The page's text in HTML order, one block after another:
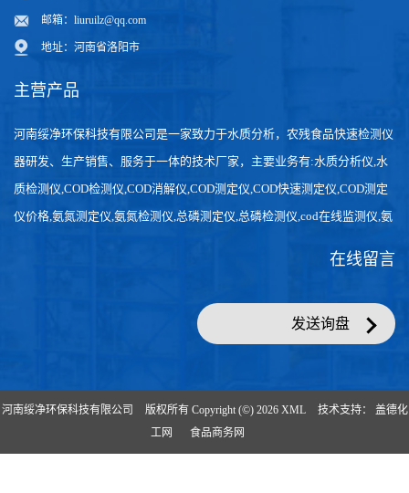
邮箱： liuruilz@qq.com
地址：河南省洛阳市
主营产品
河南绥净环保科技有限公司是一家致力于水质分析，农残食品快速检测仪
器研发、生产销售、服务于一体的技术厂家，主要业务有:水质分析仪,水
质检测仪,COD检测仪,COD消解仪,COD测定仪,COD快速测定仪,COD测定
仪价格,氨氮测定仪,氨氮检测仪,总磷测定仪,总磷检测仪,cod在线监测仪,氨
在线留言
发送询盘
河南绥净环保科技有限公司 版权所有 Copyright (©) 2026 XML 技术支持： 盖德化
工网
食品商务网